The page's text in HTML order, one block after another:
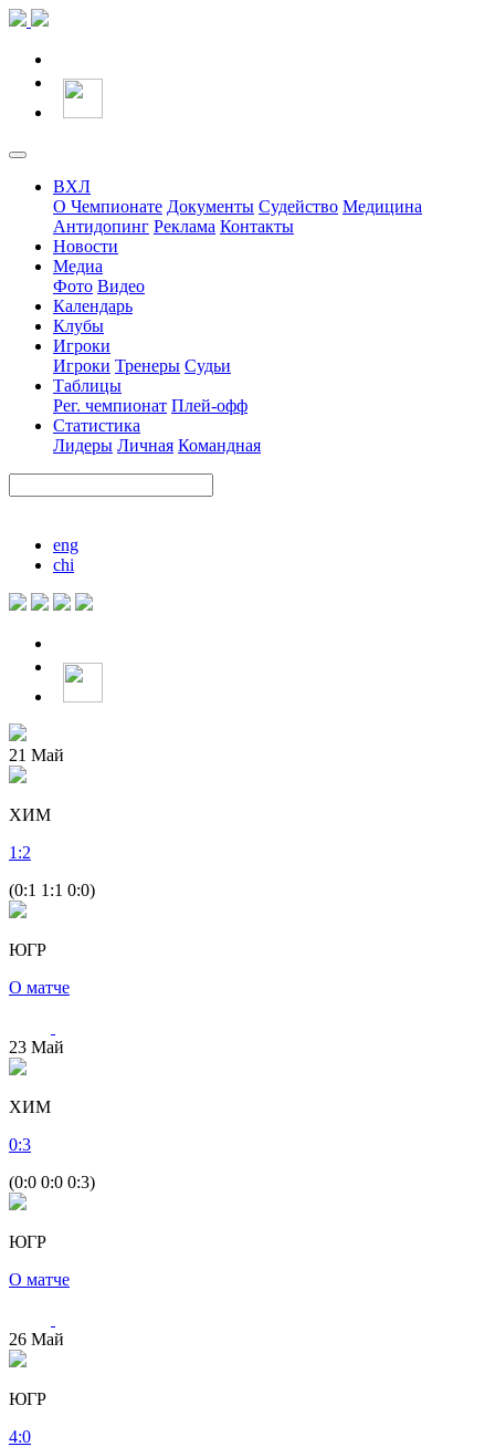
ВХЛ
О Чемпионате Документы Судейство Медицина
Антидопинг Реклама Контакты
Новости
Медиа
Фото Видео
Календарь
Клубы
Игроки
Игроки Тренеры Судьи
Таблицы
Рег. чемпионат Плей-офф
Статистика
Лидеры Личная Командная
eng
chi
21 Май
ХИМ
1 :2
(0:1 1:1 0:0)
ЮГР
О матче
23 Май
ХИМ
0:3
(0:0 0:0 0:3)
ЮГР
О матче
26 Май
ЮГР
4:0